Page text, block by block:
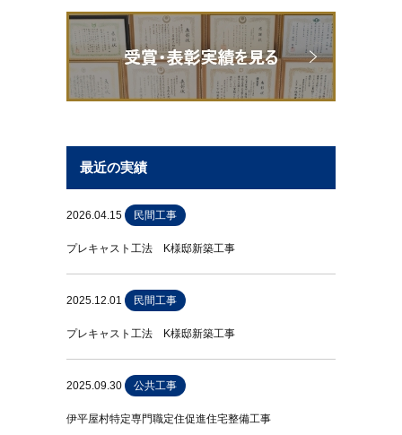
最近の実績
2026.04.15 民間工事
プレキャスト工法 K様邸新築工事
2025.12.01 民間工事
プレキャスト工法 K様邸新築工事
2025.09.30 公共工事
伊平屋村特定専門職定住促進住宅整備工事